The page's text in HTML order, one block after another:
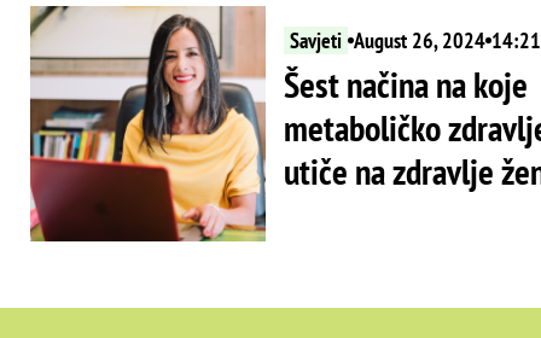
Savjeti August 26, 2024 14:21
Šest načina na koje
metaboličko
utiče na zdravlje